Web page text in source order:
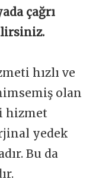
çağrı
hızlı ve
olan
hizmet
yedek
Bu da